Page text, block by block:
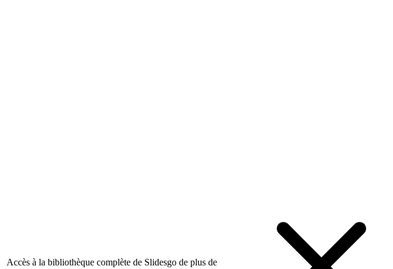
Accès à la bibliothèque complète de Slidesgo de plus de